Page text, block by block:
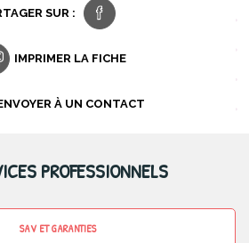
SUR :
IMPRIMER LA FICHE
À UN CONTACT
PROFESSIONNELS
SAV ET GARANTIES